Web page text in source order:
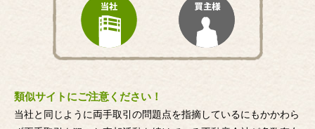
類似サイトにご注意ください！
当社と同じように両手取引の問題点を指摘しているにもかかわら